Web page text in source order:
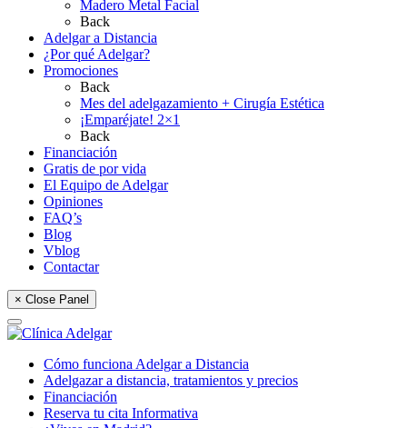
Madero Metal Facial
Back
Adelgar a Distancia
¿Por qué Adelgar?
Promociones
Back
Mes del adelgazamiento + Cirugía Estética
¡Emparéjate! 2×1
Back
Financiación
Gratis de por vida
El Equipo de Adelgar
Opiniones
FAQ’s
Blog
Vblog
Contactar
× Close Panel
Cómo funciona Adelgar a Distancia
Adelgazar a distancia, tratamientos y precios
Financiación
Reserva tu cita Informativa